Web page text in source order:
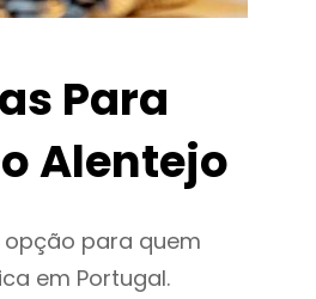
Para
Alentejo
opção para quem
em Portugal.